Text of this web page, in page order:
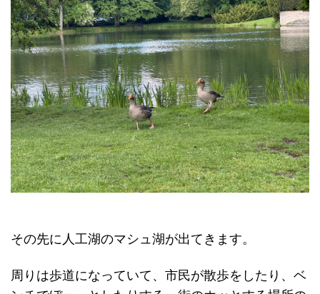
その先に人工湖のマシュ湖が出てきます。
周りは歩道になっていて、市民が散歩をしたり、ベ